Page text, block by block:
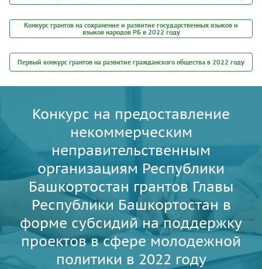
Конкурс грантов на сохранение и развитие государственных языков и
языков народов РБ в 2022 году
Первый конкурс грантов на развитие гражданского общества в 2022 году
Конкурс на предоставление
некоммерческим
неправительственным
организациям Республики
Башкортостан грантов Главы
Республики Башкортостан в
форме субсидий на поддержку
проектов в сфере молодежной
политики в 2022 году